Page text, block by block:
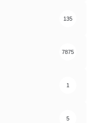
135
7875
1
5